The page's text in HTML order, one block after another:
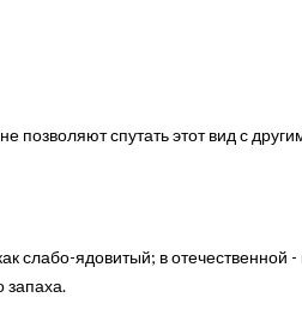
позволяют спутать этот вид с
слабо-ядовитый; в
запаха.